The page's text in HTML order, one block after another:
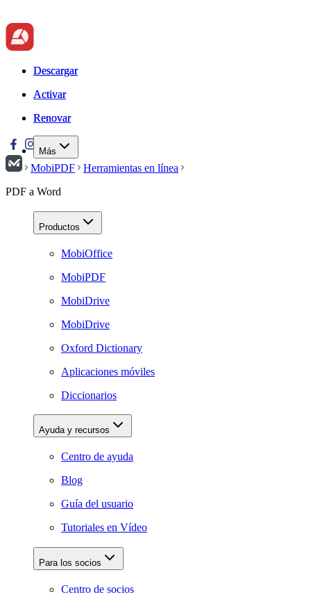
Descargar
Activar
Renovar
Más
Descargar
Activar
Renovar
MobiPDF
Herramientas en línea
PDF a Word
Productos
MobiOffice
MobiPDF
MobiDrive
MobiDrive
Oxford Dictionary
Aplicaciones móviles
Diccionarios
Ayuda y recursos
Centro de ayuda
Blog
Guía del usuario
Tutoriales en Vídeo
Para los socios
Centro de socios